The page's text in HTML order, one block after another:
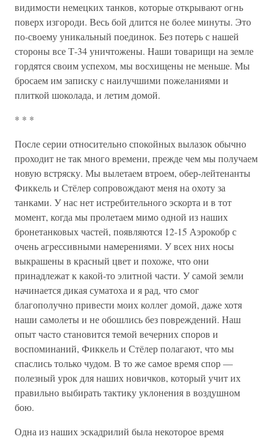
видимости немецких танков, которые открывают огнь
поверх изгороди. Весь бой длится не более минуты. Это
по-своему уникальный поединок. Без потерь с нашей
стороны все Т-34 уничтожены. Наши товарищи на земле
гордятся своим успехом, мы восхищены не меньше. Мы
бросаем им записку с наилучшими пожеланиями и
плиткой шоколада, и летим домой.
* * *
После серии относительно спокойных вылазок обычно
проходит не так много времени, прежде чем мы получаем
новую встряску. Мы вылетаем втроем, обер-лейтенанты
Фиккель и Стёлер сопровождают меня на охоту за
танками. У нас нет истребительного эскорта и в тот
момент, когда мы пролетаем мимо одной из наших
бронетанковых частей, появляются 12-15 Аэрокобр с
очень агрессивными намерениями. У всех них носы
выкрашены в красный цвет и похоже, что они
принадлежат к какой-то элитной части. У самой земли
начинается дикая суматоха и я рад, что смог
благополучно привести моих коллег домой, даже хотя
наши самолеты и не обошлись без повреждений. Наш
опыт часто становится темой вечерних споров и
воспоминаний, Фиккель и Стёлер полагают, что мы
спаслись только чудом. В то же самое время спор —
полезный урок для наших новичков, который учит их
правильно выбирать тактику уклонения в воздушном
бою.
Одна из наших эскадрилий была некоторое время